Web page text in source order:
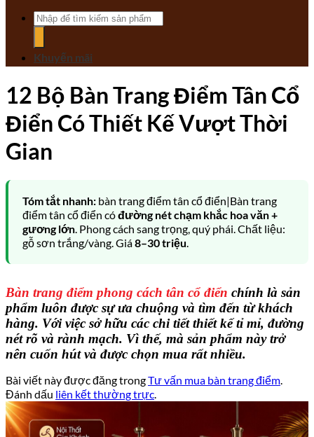
Tìm
kiếm:
Khuyến mãi
12 Bộ Bàn Trang Điểm Tân Cổ
Điển Có Thiết Kế Vượt Thời
Gian
Tóm tắt nhanh: bàn trang điểm tân cổ điển|Bàn trang
điểm tân cổ điển cóđường nét chạm khắc hoa văn +
gương lớn. Phong cách sang trọng, quý phái. Chất liệu:
gỗ sơn trắng/vàng. Giá8–30 triệu.
Bàn trang điểm phong cách tân cổ điển chính là sản
phẩm luôn được sự ưa chuộng và tìm đến từ khách
hàng. Với việc sở hữu các chi tiết thiết kế tỉ mỉ, đường
nét rõ và rành mạch. Vì thế, mà sản phẩm này trở
nên cuốn hút và được chọn mua rất nhiều.
Bài viết này được đăng trongTư vấn mua bàn trang điểm.
Đánh dấu liên kết thường trực.